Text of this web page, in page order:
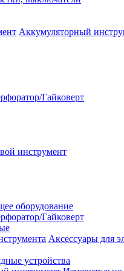
Аккумуляторный
Гайковерт
инструмент
оборудование
Гайковерт
Аксессуары для
устройства